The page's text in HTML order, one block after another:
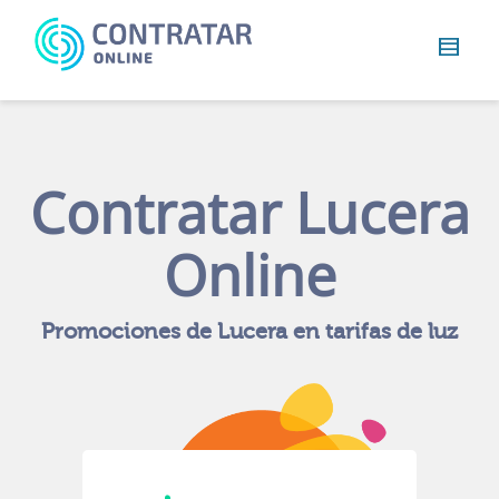
Busca
Contratar Lucera
Online
Promociones de Lucera en tarifas de luz